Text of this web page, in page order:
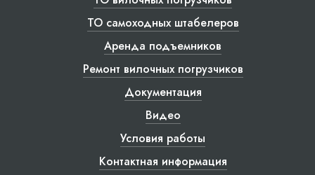
ТО самоходных штабелеров
Аренда подъемников
Ремонт вилочных погрузчиков
Документация
Видео
Условия работы
Контактная информация